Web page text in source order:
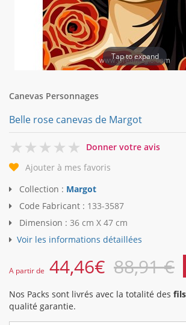
Tap to expand
Canevas Personnages
Belle rose canevas de Margot
0
Donner votre avis
Ajouter à mes favoris
Collection : Margot
Code Fabricant : 133-3587
Dimension : 36 cm X 47 cm
Voir les informations détaillées
A partir de 44,46€ 88,91 €
Nos Packs sont livrés avec la totalité des
qualité garantie.